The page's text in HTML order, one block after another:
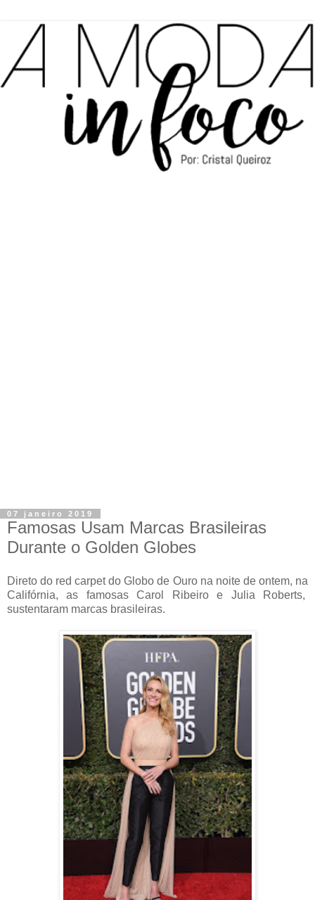
07 janeiro 2019
Famosas Usam Marcas Brasileiras
Durante o Golden Globes
Direto do red carpet do Globo de Ouro na noite de ontem, na
Califórnia,as famosas Carol Ribeiro e Julia Roberts,
sustentaram marcas brasileiras.